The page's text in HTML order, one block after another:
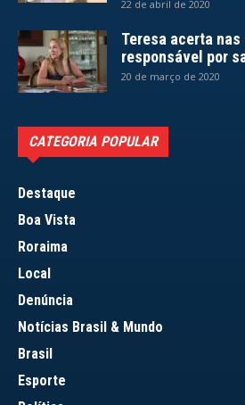
22 de abril de 2020
Teresa acerta
responsável por
20 de março de 2020
CATEGORIA POPULAR
Destaque
Boa Vista
Roraima
Local
Denúncia
Notícias Brasil & Mundo
Brasil
Esporte